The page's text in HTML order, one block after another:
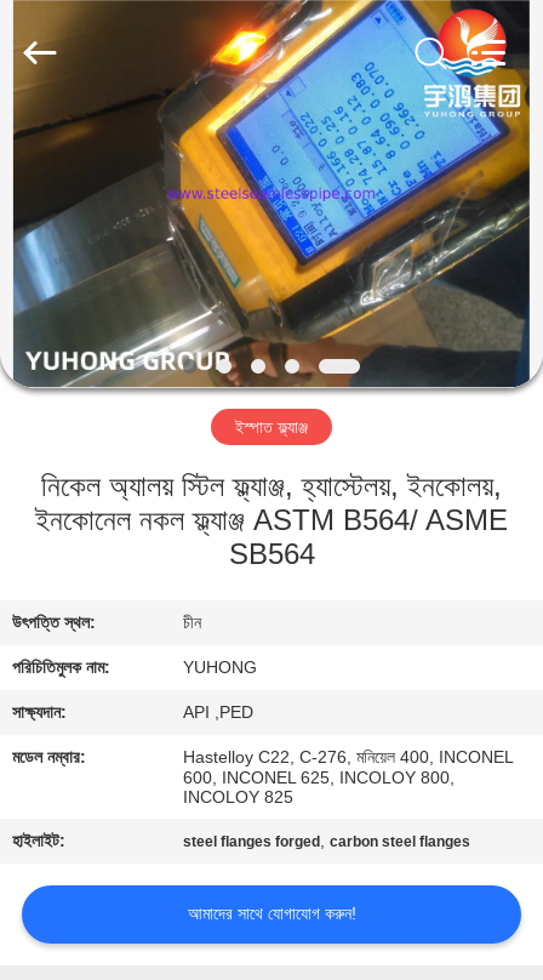
বাড়ি
আমাদের
সম্পর্কে
কারখানা
মান
যোগাযোগ
করুন
উদ্ধৃতির
আবেদন
COMPANY
NEWS
Group
Co.,Ltd.
Rights
ইস্পাত ফ্ল্যাঞ্জ
নিকেল অ্যালয় স্টিল ফ্ল্যাঞ্জ, হ্যাস্টেলয়, ইনকোলয়,
ইনকোনেল নকল ফ্ল্যাঞ্জ ASTM B564/ ASME
SB564
উৎপত্তি স্থল: চীন
পরিচিতিমুলক নাম: YUHONG
সাক্ষ্যদান: API ,PED
মডেল নম্বার:
Hastelloy C22, C-276, মনিয়েল 400, INCONEL
600, INCONEL 625, INCOLOY 800,
INCOLOY 825
হাইলাইট: steel flanges forged ,carbon steel flanges
আমাদের সাথে যোগাযোগ করুন!